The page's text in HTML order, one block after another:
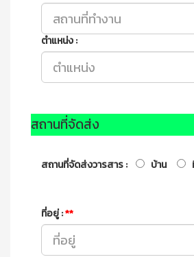
ตำแหน่ง :
สถานที่จัดส่ง
สถานที่จัดส่งวารสาร : บ้าน
ที่อยู่ :**